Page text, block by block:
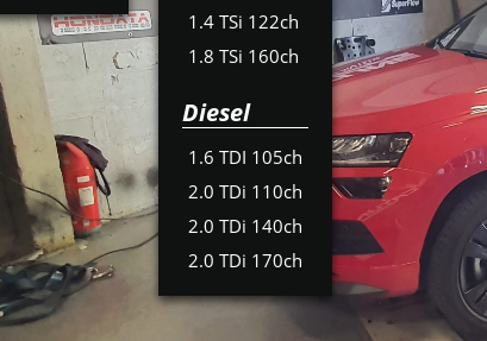
1.4 TSi 122ch
1.8 TSi 160ch
Diesel
1.6 TDI 105ch
2.0 TDi 110ch
2.0 TDi 140ch
2.0 TDi 170ch